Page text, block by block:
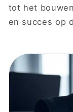
tot het
en succes op